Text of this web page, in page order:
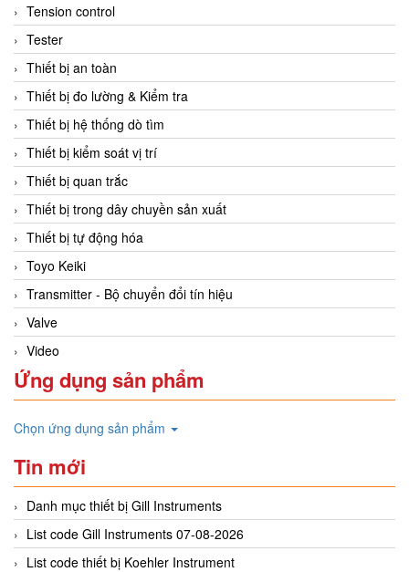
Tension control
Tester
Thiết bị an toàn
Thiết bị đo lường & Kiểm tra
Thiết bị hệ thống dò tìm
Thiết bị kiểm soát vị trí
Thiết bị quan trắc
Thiết bị trong dây chuyền sản xuất
Thiết bị tự động hóa
Toyo Keiki
Transmitter - Bộ chuyển đổi tín hiệu
Valve
Video
Ứng dụng sản phẩm
Chọn ứng dụng sản phẩm
Tin mới
Danh mục thiết bị Gill Instruments
List code Gill Instruments 07-08-2026
List code thiết bị Koehler Instrument